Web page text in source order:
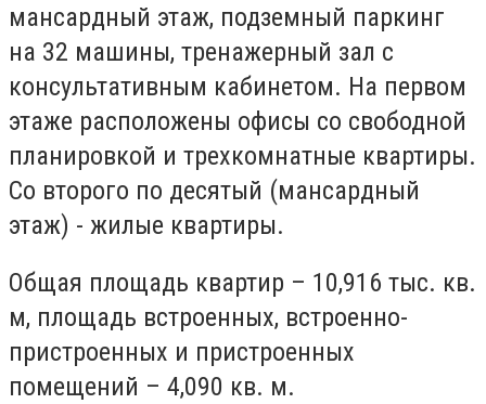
мансардный этаж, подземный паркинг
на 32 машины, тренажерный зал с
консультативным кабинетом. На первом
этаже расположены офисы со свободной
планировкой и трехкомнатные квартиры.
Со второго по десятый (мансардный
этаж) - жилые квартиры.
Общая площадь квартир – 10,916 тыс. кв.
м, площадь встроенных, встроенно-
пристроенных и пристроенных
помещений – 4,090 кв. м.